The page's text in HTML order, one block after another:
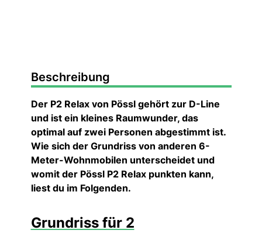
Beschreibung
Der P2 Relax von Pössl gehört zur D-Line
und ist ein kleines Raumwunder, das
optimal auf zwei Personen abgestimmt ist.
Wie sich der Grundriss von anderen 6-
Meter-Wohnmobilen unterscheidet und
womit der Pössl P2 Relax punkten kann,
liest du im Folgenden.
Grundriss für 2